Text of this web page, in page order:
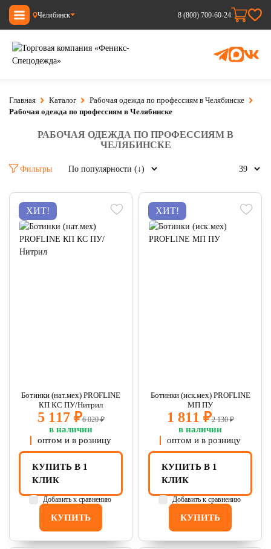
Челябинск 8 (800) 700-60-24
Главная Каталог
Рабочая одежда по профессиям в Челябинске
Рабочая одежда по профессиям в Челябинске
РАБОЧАЯ ОДЕЖДА ПО ПРОФЕССИЯМ В
ЧЕЛЯБИНСКЕ
Фильтры
ХИТ!
Ботинки (нат.мех) PROFLINE
КП КС ПУ/Нитрил
5 117 ₽6 020 ₽
в наличии
оптом и в розницу
КУПИТЬ
КУПИТЬ В 1
КЛИК
Добавить к сравнению
ХИТ!
Ботинки (иск.мех) PROFLINE
МП ПУ
1 811 ₽2 130 ₽
в наличии
оптом и в розницу
КУПИТЬ
КУПИТЬ В 1
КЛИК
Добавить к сравнению